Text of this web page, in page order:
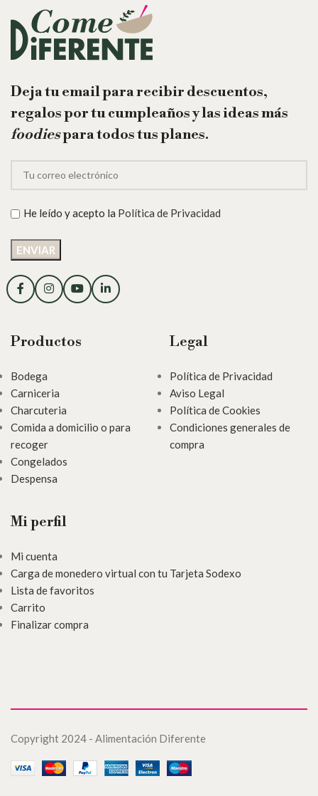
Deja tu email para recibir descuentos,
regalos por tu cumpleaños y las ideas más
foodiespara todos tus planes.
He leído y acepto la Política de Privacidad
Productos
Bodega
Carniceria
Charcuteria
Comida a domicilio o para
recoger
Congelados
Despensa
Legal
Política de Privacidad
Aviso Legal
Política de Cookies
Condiciones generales de
compra
Mi perfil
Mi cuenta
Carga de monedero virtual con tu Tarjeta Sodexo
Lista de favoritos
Carrito
Finalizar compra
Copyright 2024 - Alimentación Diferente